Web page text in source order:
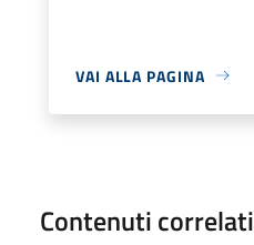
VAI ALLA PAGINA
Contenuti correlati